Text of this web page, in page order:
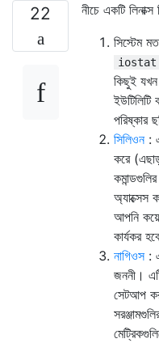
22
নীচে একটি লিনাক্স
সিস্টেম
iostat
কিছুই
পরিষ্কার
সিলিওন:
করে
অ্যাক্সেস
আপনি
কার্যকর
নাগিওস:
জননী।
সেটআপ